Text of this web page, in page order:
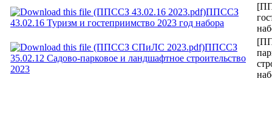
ППССЗ
43.02.16 Туризм и гостеприимство 2023 год набора
ППССЗ
35.02.12 Садово-парковое и ландшафтное строительство
2023